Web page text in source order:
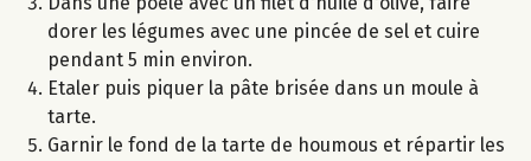
dorer les légumes avec une pincée de sel et cuire
pendant 5 min environ.
Etaler puis piquer la pâte brisée dans un moule à
tarte.
Garnir le fond de la tarte de houmous et répartir les